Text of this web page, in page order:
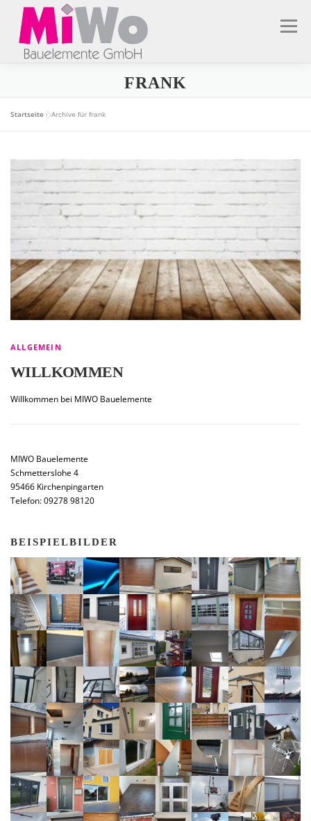
springen
Menü
LEISTUNGEN SERVICE
FRANK
Startseite »Archive für frank
ALLGEMEIN
WILLKOMMEN
Willkommen bei MIWO Bauelemente
MIWO Bauelemente
Schmetterslohe 4
95466 Kirchenpingarten
Telefon: 09278 98120
BEISPIELBILDER